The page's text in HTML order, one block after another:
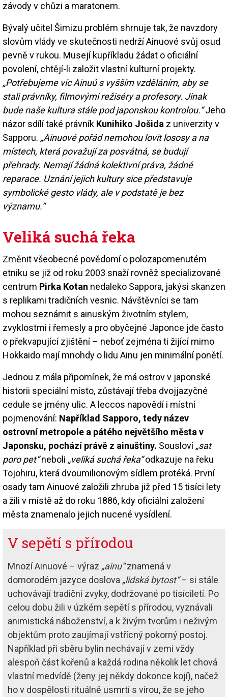
závody v chůzi a maratonem.
Bývalý učitel Šimizu problém shrnuje tak, že navzdory
slovům vlády ve skutečnosti nedrží Ainuové svůj osud
pevně v rukou. Musejí kupříkladu žádat o oficiální
povolení, chtějí-li založit vlastní kulturní projekty.
„Potřebujeme víc Ainuů s vyšším vzděláním, aby se
stali právníky, filmovými režiséry a profesory. Jinak
bude naše kultura stále pod japonskou kontrolou.“Jeho
názor sdílí také právník Kunihiko Jošida z univerzity v
Sapporu. „Ainuové pořád nemohou lovit lososy a na
místech, která považují za posvátná, se budují
přehrady. Nemají žádná kolektivní práva, žádné
reparace. Uznání jejich kultury sice představuje
symbolické gesto vlády, ale v podstatě je bez
významu.“
Veliká suchá řeka
Změnit všeobecné povědomí o polozapomenutém
etniku se již od roku 2003 snaží rovněž specializované
centrum Pirka Kotan nedaleko Sappora, jakýsi skanzen
s replikami tradičních vesnic. Návštěvníci se tam
mohou seznámit s ainuským životním stylem,
zvyklostmi i řemesly a pro obyčejné Japonce jde často
o překvapující zjištění – neboť zejména ti žijící mimo
Hokkaido mají mnohdy o lidu Ainu jen minimální ponětí.
Jednou z mála připomínek, že má ostrov v japonské
historii speciální místo, zůstávají třeba dvojjazyčné
cedule se jmény ulic. A leccos napovědí i místní
pojmenování: Například Sapporo, tedy název
ostrovní metropole a pátého největšího města v
Japonsku, pochází právě z ainuštiny. Sousloví„sat
poro pet“neboli „veliká suchá řeka“odkazuje na řeku
Tojohiru, která dvoumilionovým sídlem protéká. První
osady tam Ainuové založili zhruba již před 15 tisíci lety
a žili v místě až do roku 1886, kdy oficiální založení
města znamenalo jejich nucené vysídlení.
V sepětí s přírodou
Mnozí Ainuové – výraz „ainu“znamená v
domorodém jazyce doslova „lidská bytost“– si stále
uchovávají tradiční zvyky, dodržované po tisíciletí. Po
celou dobu žili v úzkém sepětí s přírodou, vyznávali
animistická náboženství, a k živým tvorům i neživým
objektům proto zaujímají vstřícný pokorný postoj.
Například při sběru bylin nechávají v zemi vždy
alespoň část kořenů a každá rodina několik let chová
vlastní medvídě (ženy jej někdy dokonce kojí), načež
ho v dospělosti rituálně usmrtí s vírou, že se jeho